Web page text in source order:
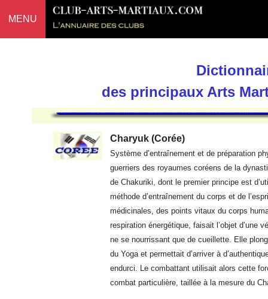
MENU
des principaux Arts
Charyuk (Corée)
Système d’entraînement et de préparation
guerriers des royaumes coréens de la
de Chakuriki, dont le premier principe est
méthode d’entraînement du corps et de
médicinales, des points vitaux du corps
respiration énergétique, faisait l’objet d’une
ne se nourrissant que de cueillette. Elle
du Yoga et permettait d’arriver à
endurci. Le combattant utilisait alors cette
combat particulière, taillée à la mesure du